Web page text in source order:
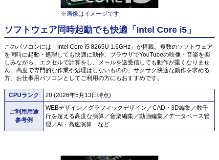
※画像はイメージです
ソフトウェア同時起動でも快適「Intel Core i5」
このパソコンには「Intel Core i5 8265U 1.6GHz」が搭載。複数のソフトウェア
を同時に起動・処理しても快適に動作。ブラウザでYouTubeの映像・音楽を楽
しみながら、エクセルで計算をし、メールを送受信しても動作が重くなりませ
ん。高度で専門的な作業や処理はしないものの、サクサク快適な動作を求める
方、お仕事用パソコンとしてご利用の方にもおすすめです。
CPUランク 20 (2026年5月13日時点)
ご利用用途
参考例
WEBデザイン／グラフィックデザイン／CAD・3D編集／数千
行を超える高度な演算／音楽編集／動画編集／データベース管
理／AI・高速演算 など